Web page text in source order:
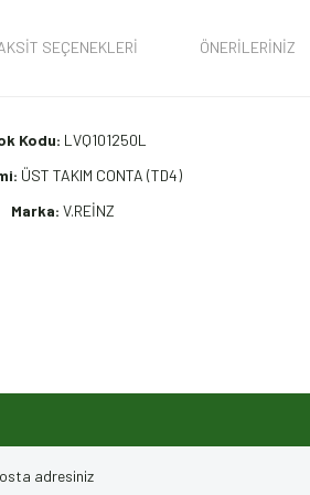
SEÇENEKLERI ÖNERILERINIZ
Kodu: LVQ101250L
ÜST TAKIM CONTA (TD4)
Marka: V.REİNZ